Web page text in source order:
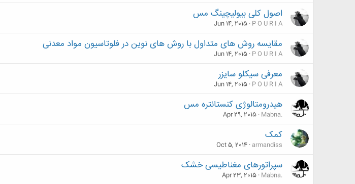
اصول کلی بیولیچینگ مس
P O U R I A
Jun 14, 2015
مقایسه روش های متداول با روش های نوین در فلوتاسیون مواد معدنی
P O U R I A
Jun 14, 2015
معرفی سیکلو سایزر
P O U R I A
Jun 14, 2015
هیدرومتالوژی کنستانتره مس
Mabna.
Apr 29, 2015
کمک
armandiss
Oct 5, 2014
سپراتورهای مغناطیسی خشک
Mabna.
Apr 23, 2015